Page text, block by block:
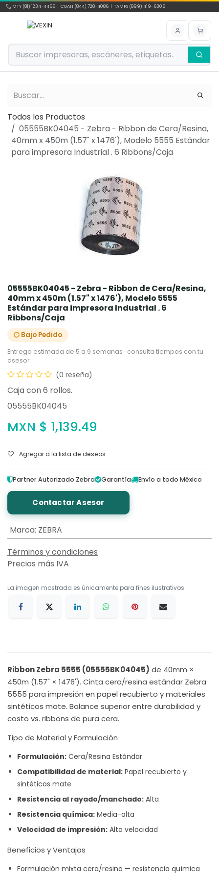
Ir al contenido
MTY (81) 1234-4466 | COAH (844) 728-4086 | TAMPS (899) 419-6306
Todos los Productos
05555BK04045 - Zebra - Ribbon de Cera/Resina,
40mm x 450m (1.57" x 1476'), Modelo 5555 Estándar
para impresora Industrial . 6 Ribbons/Caja
05555BK04045 - Zebra - Ribbon de Cera/Resina,
40mm x 450m (1.57" x 1476'), Modelo 5555
Estándar para impresora Industrial . 6
Ribbons/Caja
Bajo Pedido
Entrega estimada de 5 a 9 semanas · consulta tiempos con tu
asesor
(0 reseña)
Caja con 6 rollos.
05555BK04045
MXN $ 1,139.49
Agregar a la lista de deseos
Partner Autorizado Zebra Garantía Envío a todo México
Contactar Asesor
Marca: ZEBRA
Términos y condiciones
Precios más IVA
La imagen mostrada es únicamente para fines ilustrativos.
Ribbon Zebra 5555 (05555BK04045) de 40mm ×
450m (1.57" × 1476'). Cinta cera/resina estándar Zebra
5555 para impresión en papel recubierto y materiales
sintéticos mate. Balance superior entre durabilidad y
costo vs. ribbons de pura cera.
Tipo de Material y Formulación
Formulación: Cera/Resina Estándar
Compatibilidad de material: Papel recubierto y
sintéticos mate
Resistencia al rayado/manchado: Alta
Resistencia química: Media-alta
Velocidad de impresión: Alta velocidad
Beneficios y Ventajas
Formulación mixta cera/resina — resistencia química